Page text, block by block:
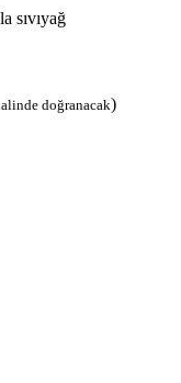
sıvıyağ
doğranacak)